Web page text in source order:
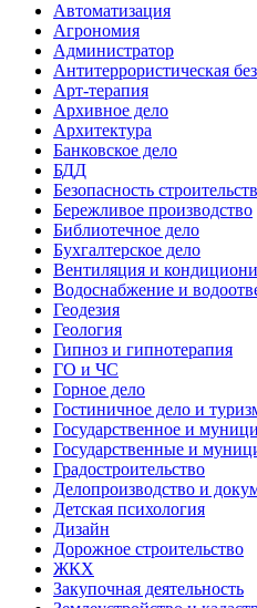
Автоматизация
Агрономия
Администратор
Антитеррористическая
Арт-терапия
Архивное дело
Архитектура
Банковское дело
БДД
Безопасность
Бережливое производство
Библиотечное дело
Бухгалтерское дело
Вентиляция и
Водоснабжение и
Геодезия
Геология
Гипноз и гипнотерапия
ГО и ЧС
Горное дело
Гостиничное дело и
Государственное и
Государственные и
Градостроительство
Делопроизводство и
Детская психология
Дизайн
Дорожное строительство
ЖКХ
Закупочная деятельность